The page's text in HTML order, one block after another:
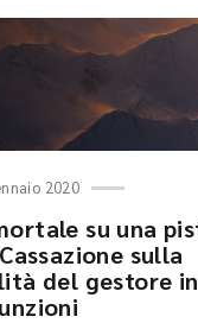
2020
su una
sulla
del gestore